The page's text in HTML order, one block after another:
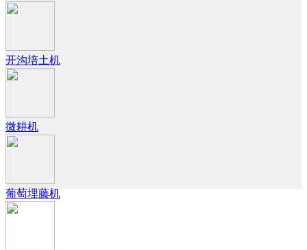
开沟培土机
微耕机
葡萄埋藤机